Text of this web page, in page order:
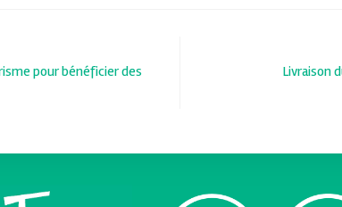
pour bénéficier des
Livraison